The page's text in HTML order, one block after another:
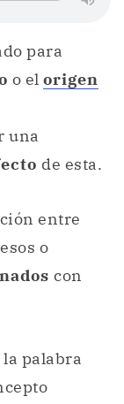
para
o el origen
una
de esta.
entre
o
con
palabra